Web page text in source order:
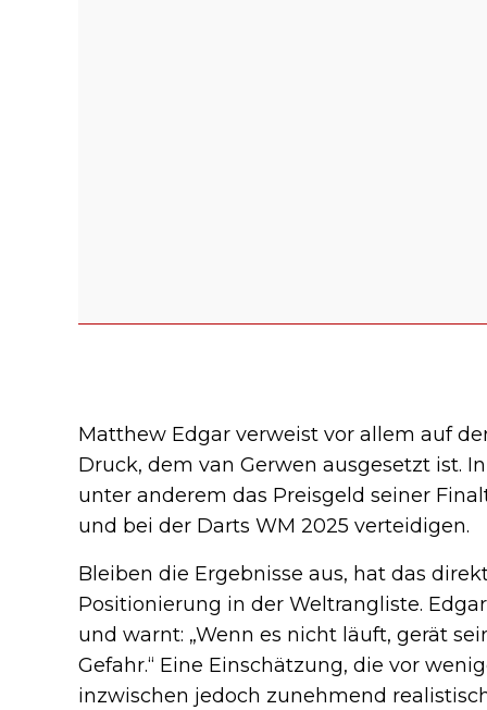
Matthew Edgar verweist vor allem auf
Druck, dem van Gerwen ausgesetzt ist.
unter anderem das Preisgeld seiner
und bei der Darts WM 2025 verteidigen.
Bleiben die Ergebnisse aus, hat das
Positionierung in der Weltrangliste.
und warnt: „Wenn es nicht läuft, gerät
Gefahr.“ Eine Einschätzung, die vor
inzwischen jedoch zunehmend